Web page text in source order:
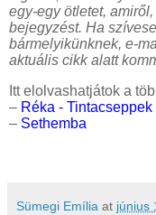
egy-egy ötletet,
bejegyzést. Ha
bármelyikünknek, e-
aktuális cikk alatt
Itt elolvashatjátok a
– Réka - Tintacseppek
– Sethemba
Sümegi Emília at június